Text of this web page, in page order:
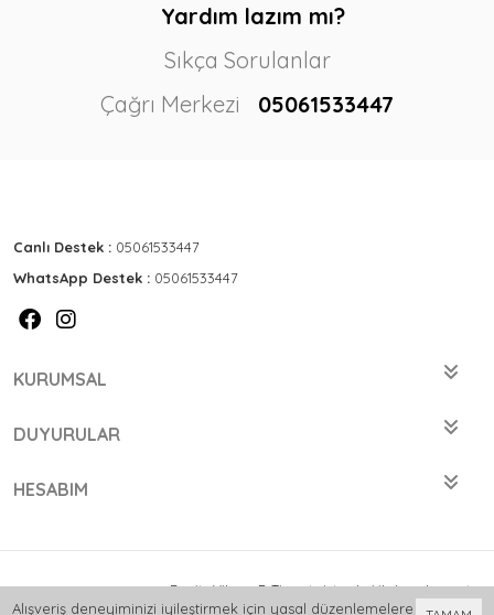
Yardım lazım mı?
Sıkça Sorulanlar
Çağrı Merkezi
05061533447
Canlı Destek : 05061533447
WhatsApp Destek : 05061533447
KURUMSAL
DUYURULAR
HESABIM
Bu siteVikaon E-Ticaret sistemleriile hazırlanmıştır.
Alışveriş deneyiminizi iyileştirmek için yasal düzenlemelere